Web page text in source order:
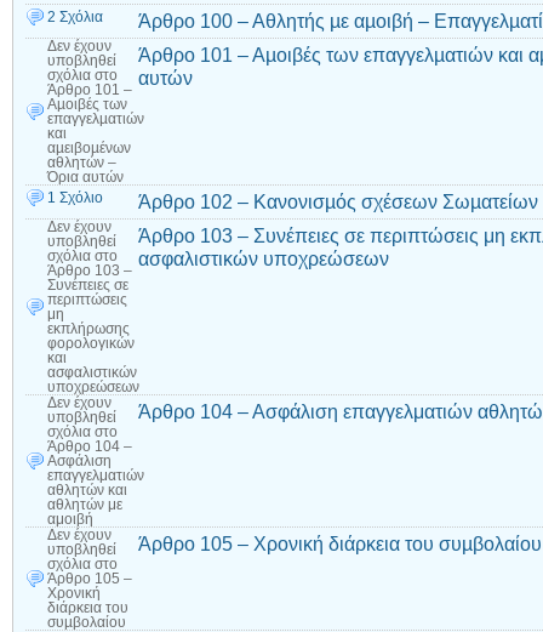
2 Σχόλια Άρθρο 100 – Αθλητής µε αµοιβή –
Δεν έχουν
υποβληθεί
σχόλια στο
Άρθρο 101 –
Αµοιβές των
επαγγελµατιών
και
αµειβοµένων
αθλητών –
Όρια αυτών
Άρθρο 101 – Αµοιβές των επαγγελµατιών και
αυτών
1 Σχόλιο Άρθρο 102 – Κανονισµός σχέσεων Σωµατείων
Δεν έχουν
υποβληθεί
σχόλια στο
Άρθρο 103 –
Συνέπειες σε
περιπτώσεις
μη
εκπλήρωσης
φορολογικών
και
ασφαλιστικών
υποχρεώσεων
Άρθρο 103 – Συνέπειες σε περιπτώσεις μη
ασφαλιστικών υποχρεώσεων
Δεν έχουν
υποβληθεί
σχόλια στο
Άρθρο 104 –
Ασφάλιση
επαγγελματιών
αθλητών και
αθλητών με
αμοιβή
Άρθρο 104 – Ασφάλιση επαγγελματιών
Δεν έχουν
υποβληθεί
σχόλια στο
Άρθρο 105 –
Χρονική
διάρκεια του
συµβολαίου
Άρθρο 105 – Χρονική διάρκεια του συµβολαίου